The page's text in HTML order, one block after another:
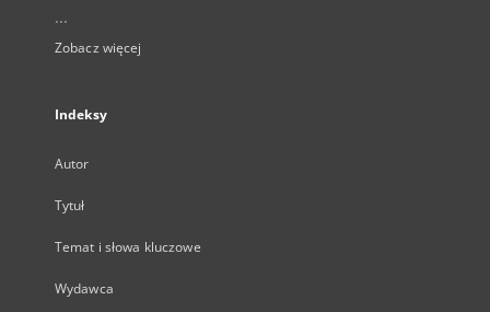
...
Zobacz więcej
Indeksy
Autor
Tytuł
Temat i słowa kluczowe
Wydawca